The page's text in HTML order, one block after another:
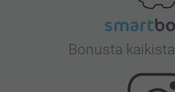
Bonusta